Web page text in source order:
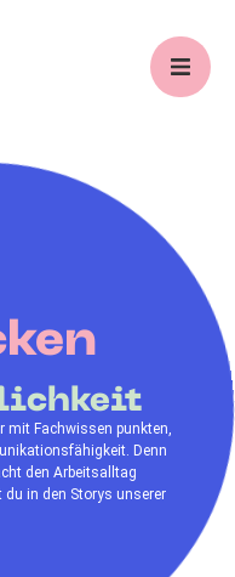
mit Fachwissen punkten,
Denn
den Arbeitsalltag
du in den Storys unserer